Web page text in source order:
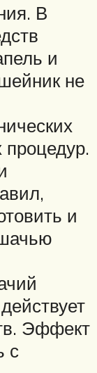
В
и
не
и
Эффект
с